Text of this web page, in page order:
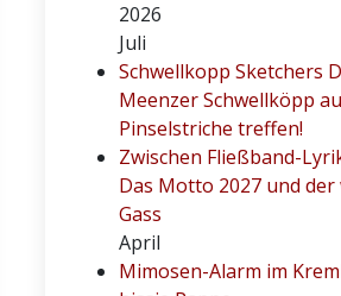
2026
Juli
Schwellkopp Sketchers
Meenzer Schwellköpp
Pinselstriche treffen!
Zwischen Fließband-
Das Motto 2027 und
Gass
April
Mimosen-Alarm im